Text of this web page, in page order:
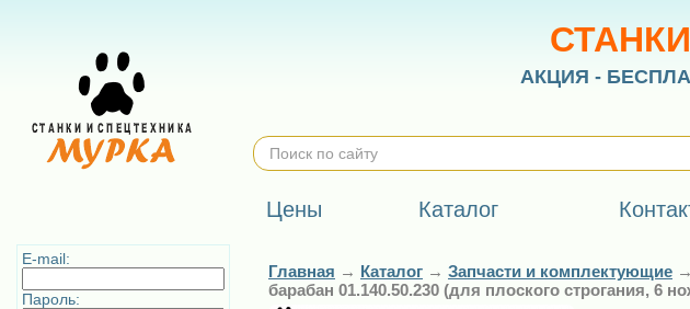
АКЦИЯ -
Цены Каталог
E-mail:
Пароль:
Главная → Каталог → Запчасти и комплектующие →
барабан 01.140.50.230 (для плоского строгания, 6